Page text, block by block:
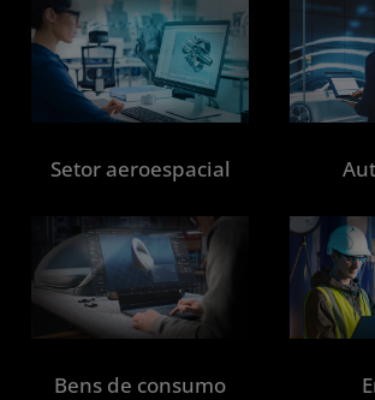
Setor aeroespacial
Bens de consumo